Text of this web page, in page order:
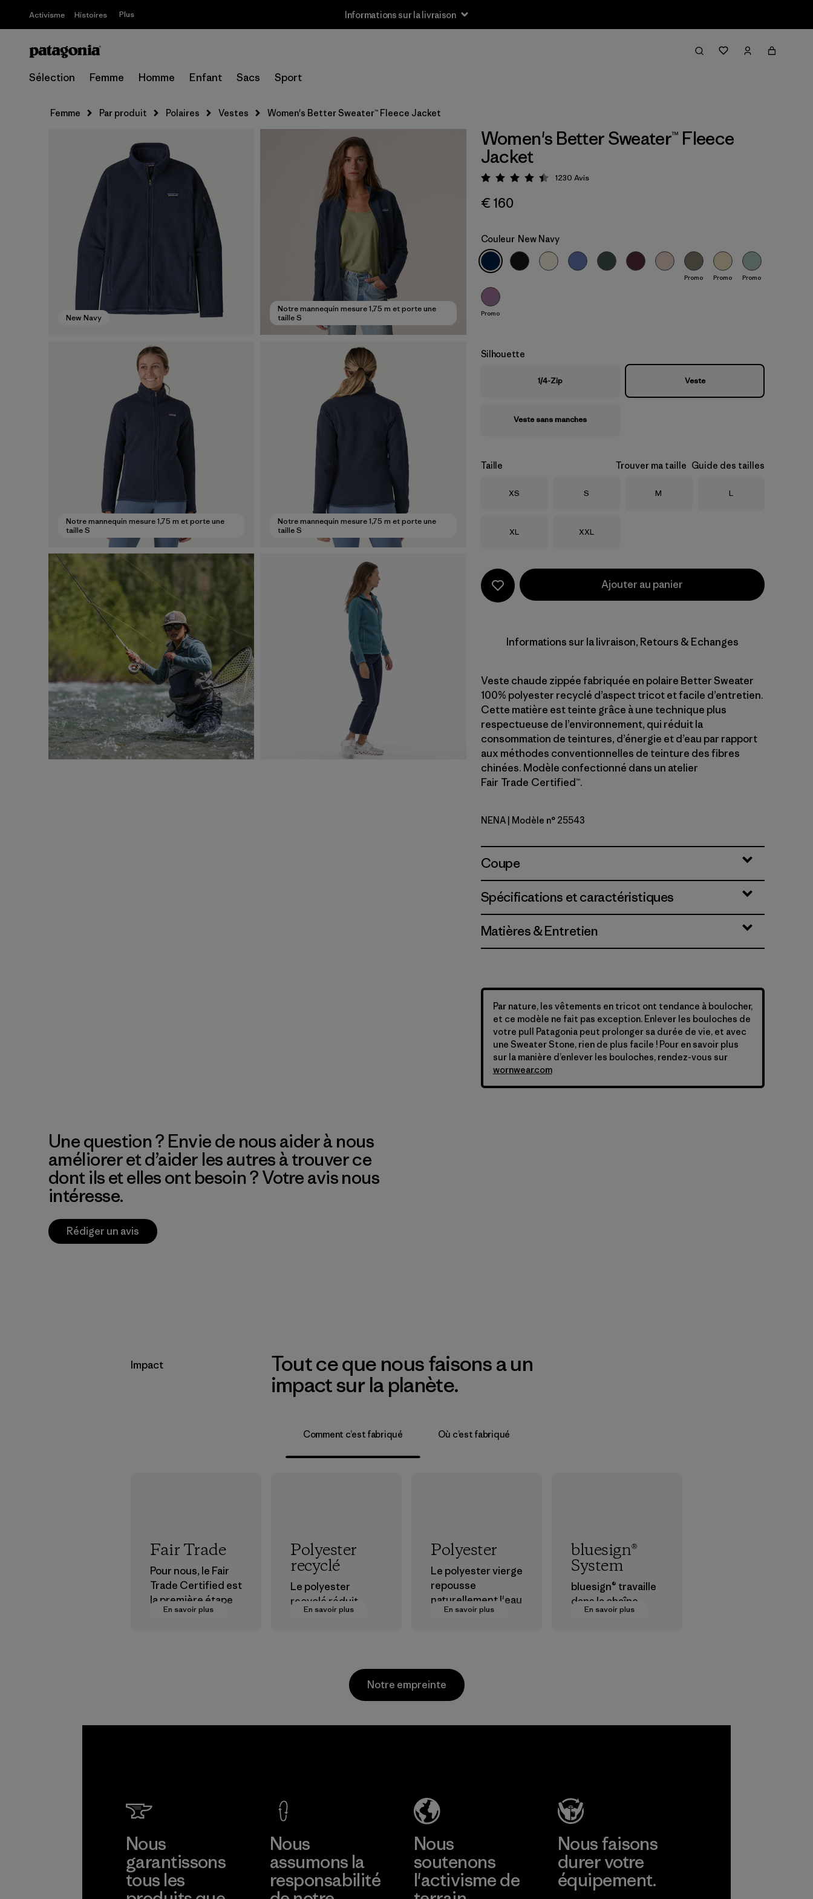
Activisme Histoires Plus Informations sur la livraison
Sélection Femme Homme Enfant Sacs Sport
Femme Par produit Polaires Vestes Women's Better Sweater™ Fleece Jacket
New Navy
Notre mannequin mesure 1,75 m et porte une
taille S
Notre mannequin mesure 1,75 m et porte une
taille S
Notre mannequin mesure 1,75 m et porte une
taille S
Women's Better Sweater™ Fleece
Jacket
Évaluation: 4.5 / 5
1230 Avis
€ 160
Couleur New Navy
Promo Promo Promo
Promo
Silhouette
1/4-Zip Veste
Veste sans manches
Taille Trouver ma taille Guide des tailles
Taille
XS Taille
S Taille
M Taille
L
Taille
XL Taille
XXL
Ajouter au panier
Informations sur la livraison, Retours & Echanges
Veste chaude zippée fabriquée en polaire Better Sweater
100% polyester recyclé d’aspect tricot et facile d’entretien.
Cette matière est teinte grâce à une technique plus
respectueuse de l’environnement, qui réduit la
consommation de teintures, d’énergie et d’eau par rapport
aux méthodes conventionnelles de teinture des fibres
chinées. Modèle confectionné dans un atelier
Fair Trade Certified™.
New Navy
NENA | Modèle n° 25543
Coupe
Spécifications et caractéristiques
Matières & Entretien
Par nature, les vêtements en tricot ont tendance à boulocher,
et ce modèle ne fait pas exception. Enlever les bouloches de
votre pull Patagonia peut prolonger sa durée de vie, et avec
une Sweater Stone, rien de plus facile ! Pour en savoir plus
sur la manière d’enlever les bouloches, rendez-vous sur
wornwear.com
Une question ? Envie de nous aider à nous
améliorer et d’aider les autres à trouver ce
dont ils et elles ont besoin ? Votre avis nous
intéresse.
Rédiger un avis
Impact
Tout ce que nous faisons a un
impact sur la planète.
Comment c’est fabriqué Où c’est fabriqué
En savoir plus
Fair Trade
Pour nous, le Fair
Trade Certified est
la première étape
vers des
En savoir plus
Polyester
recyclé
Le polyester
recyclé réduit
notre dépendance
En savoir plus
Polyester
Le polyester vierge
repousse
naturellement l'eau
et est très
En savoir plus
bluesign®
System
bluesign® travaille
dans la chaîne
d’approvisionneme
Material-supplier
Notre empreinte
Nous
garantissons
tous les
Nous
assumons la
responsabilité
Nous
soutenons
l'activisme de
Nous faisons
durer votre
équipement.